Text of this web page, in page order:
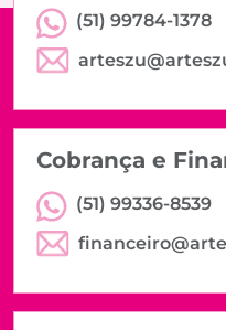
(51) 99784-1378
Cobrança e
(51) 99336-8539